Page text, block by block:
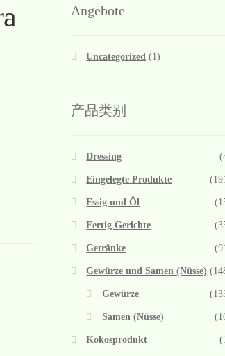
Angebote
Uncategorized (1)
产品类别
Dressing
Eingelegte Produkte
Essig und Öl
Fertig Gerichte
Getränke
Gewürze und Samen (Nüsse)
Gewürze
Samen (Nüsse)
Kokosprodukt